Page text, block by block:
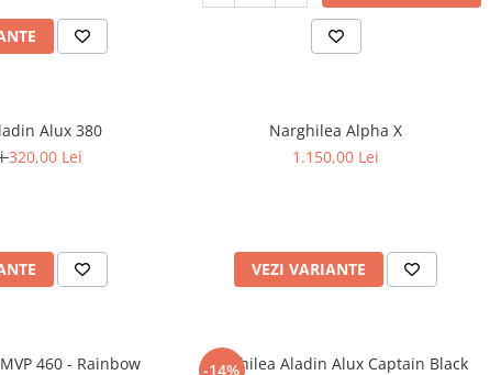
Alux 380
320,00 Lei
Narghilea Alpha X
1.150,00 Lei
VEZI VARIANTE
460 - Rainbow
-14%
Narghilea Aladin Alux Captain Black